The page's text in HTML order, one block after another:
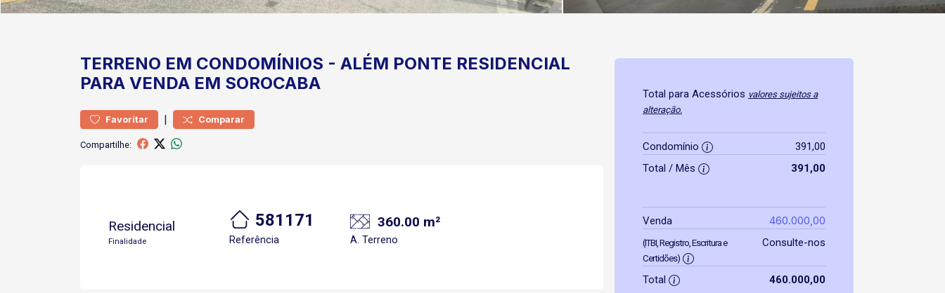
TERRENO EM CONDOMÍNIOS - ALÉM PONTE RESIDENCIAL
PARA VENDA EM SOROCABA
Favoritar | Comparar
Compartilhe:
Residencial
Finalidade
581171
Referência
360.00 m²
A. Terreno
Total para Acessórios valores sujeitos a
alteração.
Condomínio
391,00
Total / Mês
391,00
Venda 460.000,00
(ITBI, Registro, Escritura e
Certidões)
Consulte-nos
Total 460.000,00